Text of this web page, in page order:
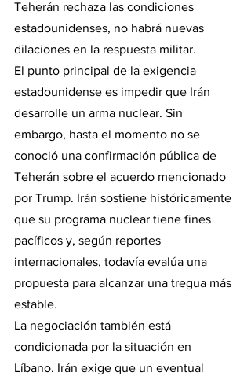
Teherán rechaza las condiciones
estadounidenses, no habrá nuevas
dilaciones en la respuesta militar.
El punto principal de la exigencia
estadounidense es impedir que Irán
desarrolle un arma nuclear. Sin
embargo, hasta el momento no se
conoció una confirmación pública de
Teherán sobre el acuerdo mencionado
por Trump. Irán sostiene históricamente
que su programa nuclear tiene fines
pacíficos y, según reportes
internacionales, todavía evalúa una
propuesta para alcanzar una tregua más
estable.
La negociación también está
condicionada por la situación en
Líbano. Irán exige que un eventual